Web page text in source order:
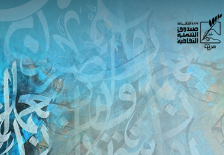
Skip to main content